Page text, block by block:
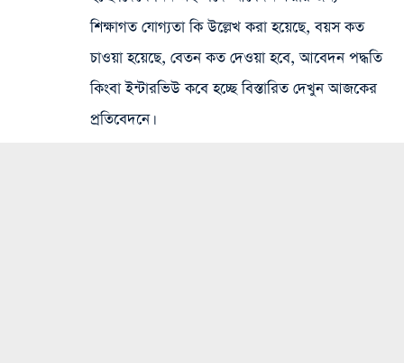
শিক্ষাগত যোগ্যতা কি উল্লেখ করা হয়েছে, বয়স কত
চাওয়া হয়েছে, বেতন কত দেওয়া হবে, আবেদন পদ্ধতি
কিংবা ইন্টারভিউ কবে হচ্ছে বিস্তারিত দেখুন আজকের
প্রতিবেদনে।